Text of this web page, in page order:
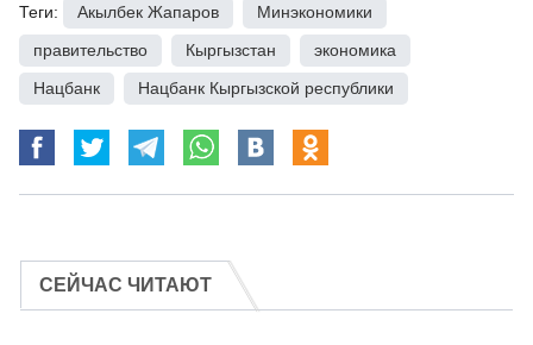
Теги: Акылбек Жапаров Минэкономики
правительство
Кыргызстан экономика
Нацбанк
Нацбанк Кыргызской республики
СЕЙЧАС ЧИТАЮТ